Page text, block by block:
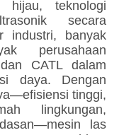
hijau, teknologi
secara
industri, banyak
perusahaan
CATL dalam
daya. Dengan
tinggi,
lingkungan,
las